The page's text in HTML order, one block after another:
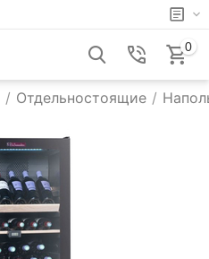
0
/ Отдельностоящие /